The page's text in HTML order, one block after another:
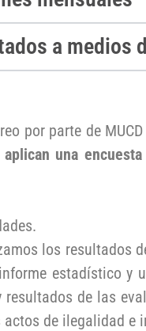
a medios
por parte de MUCD
aplican una encuesta
los resultados
estadístico
de las
de ilegalidad e